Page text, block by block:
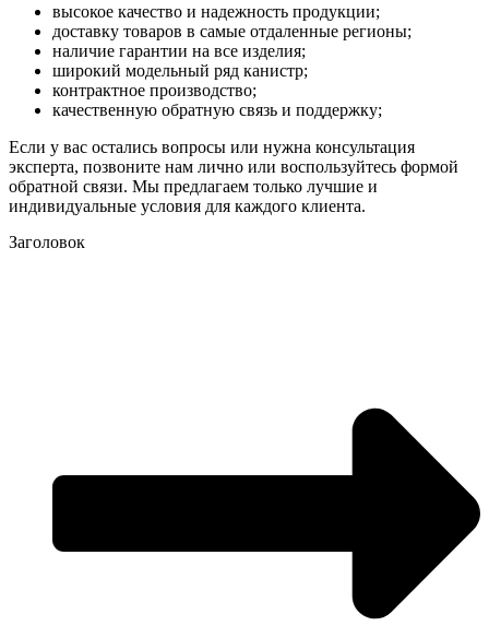
высокое качество и надежность продукции;
доставку товаров в самые отдаленные регионы;
наличие гарантии на все изделия;
широкий модельный ряд канистр;
контрактное производство;
качественную обратную связь и поддержку;
Если у вас остались вопросы или нужна консультация
эксперта, позвоните нам лично или воспользуйтесь формой
обратной связи. Мы предлагаем только лучшие и
индивидуальные условия для каждого клиента.
Заголовок